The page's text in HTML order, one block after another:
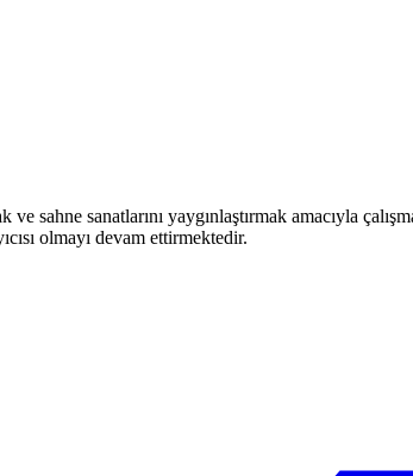
sanatlarını yaygınlaştırmak amacıyla
olmayı devam ettirmektedir.